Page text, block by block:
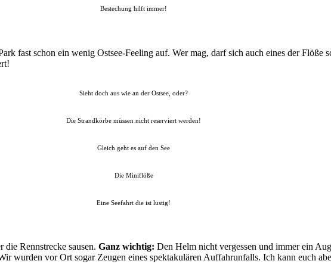
Bestechung hilft immer!
fast schon ein wenig Ostsee-Feeling auf. Wer mag, darf sich auch eines der Flöße
Sieht doch aus wie an der Ostsee, oder?
Die Strandkörbe müssen nicht reserviert werden!
Gleich geht es auf den See
Die Miniflöße
Eine Seefahrt die ist lustig!
Rennstrecke sausen. Ganz wichtig: Den Helm nicht vergessen und immer ein
wurden vor Ort sogar Zeugen eines spektakulären Auffahrunfalls. Ich kann euch